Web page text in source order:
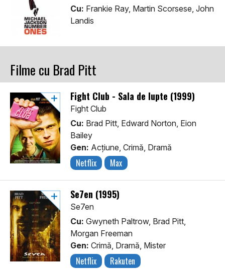
Cu: Frankie Ray, Martin Scorsese, John
Landis
Filme cu Brad Pitt
Fight Club - Sala de lupte (1999)
Fight Club
Cu: Brad Pitt, Edward Norton, Eion
Bailey
Gen: Acţiune, Crimă, Dramă
Netflix Max
Se7en (1995)
Se7en
Cu: Gwyneth Paltrow, Brad Pitt,
Morgan Freeman
Gen: Crimă, Dramă, Mister
Netflix Rakuten